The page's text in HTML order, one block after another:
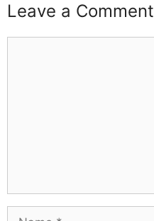
Leave a Comment